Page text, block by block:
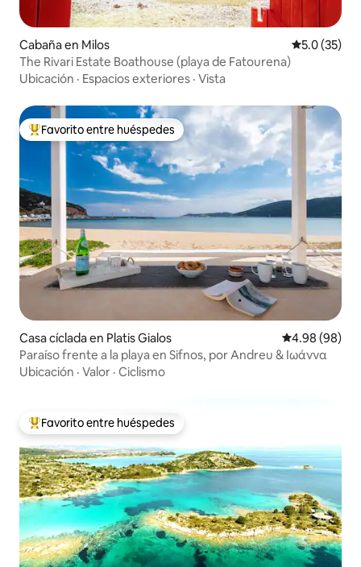
Cabaña en Milos Calificación
5.0 (35)
The Rivari Estate Boathouse (playa de Fatourena)
Ubicación · Espacios exteriores · Vista
De los mejores en Favorito entre huéspedes
Favorito entre huéspedes
Casa cíclada en Platis Gialos Calificación
4.98 (98)
Paraíso frente a la playa en Sifnos, por Andreu & Ιωάννα
Ubicación · Valor · Ciclismo
De los mejores en Favorito entre huéspedes
Favorito entre huéspedes